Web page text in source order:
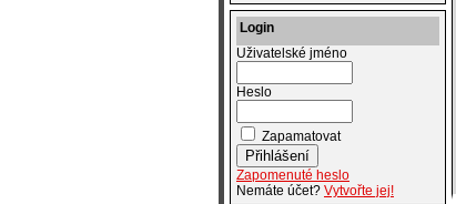
Login
Uživatelské jméno
Heslo
Zapamatovat
Zapomenuté heslo
Nemáte účet? Vytvořte jej!